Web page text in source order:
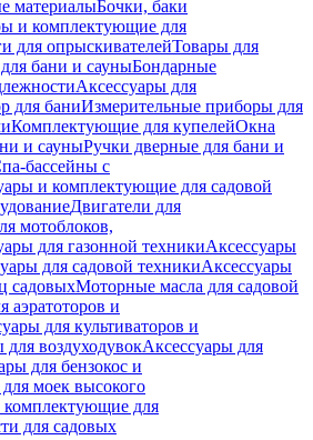
материалыБочки, баки
и комплектующие для
для опрыскивателейТовары для
бани и сауныБондарные
Аксессуары для
для баниИзмерительные приборы для
Комплектующие для купелейОкна
и сауныРучки дверные для бани и
бассейны с
и комплектующие для садовой
Двигатели для
мотоблоков,
для газонной техникиАксессуары
для садовой техникиАксессуары
садовыхМоторные масла для садовой
аэратоторов и
для культиваторов и
для воздуходувокАксессуары для
для бензокос и
моек высокого
комплектующие для
для садовых